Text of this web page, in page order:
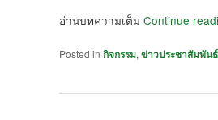
อ่านบทความเต็ม Continue
Posted in กิจกรรม,ข่าวประชาสัมพันธ์